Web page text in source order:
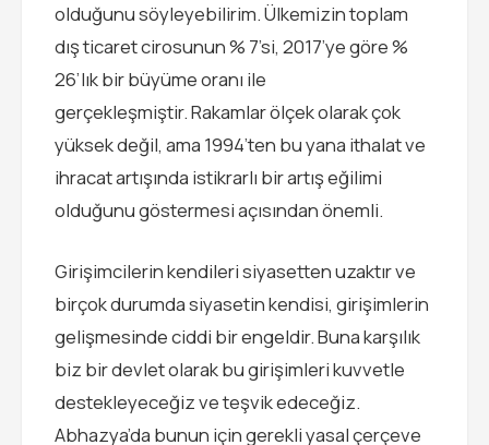
olduğunu söyleyebilirim. Ülkemizin toplam
dış ticaret cirosunun % 7’si, 2017’ye göre %
26’lık bir büyüme oranı ile
gerçekleşmiştir. Rakamlar ölçek olarak çok
yüksek değil, ama 1994’ten bu yana ithalat ve
ihracat artışında istikrarlı bir artış eğilimi
olduğunu göstermesi açısından önemli.
Girişimcilerin kendileri siyasetten uzaktır ve
birçok durumda siyasetin kendisi, girişimlerin
gelişmesinde ciddi bir engeldir. Buna karşılık
biz bir devlet olarak bu girişimleri kuvvetle
destekleyeceğiz ve teşvik edeceğiz.
Abhazya’da bunun için gerekli yasal çerçeve